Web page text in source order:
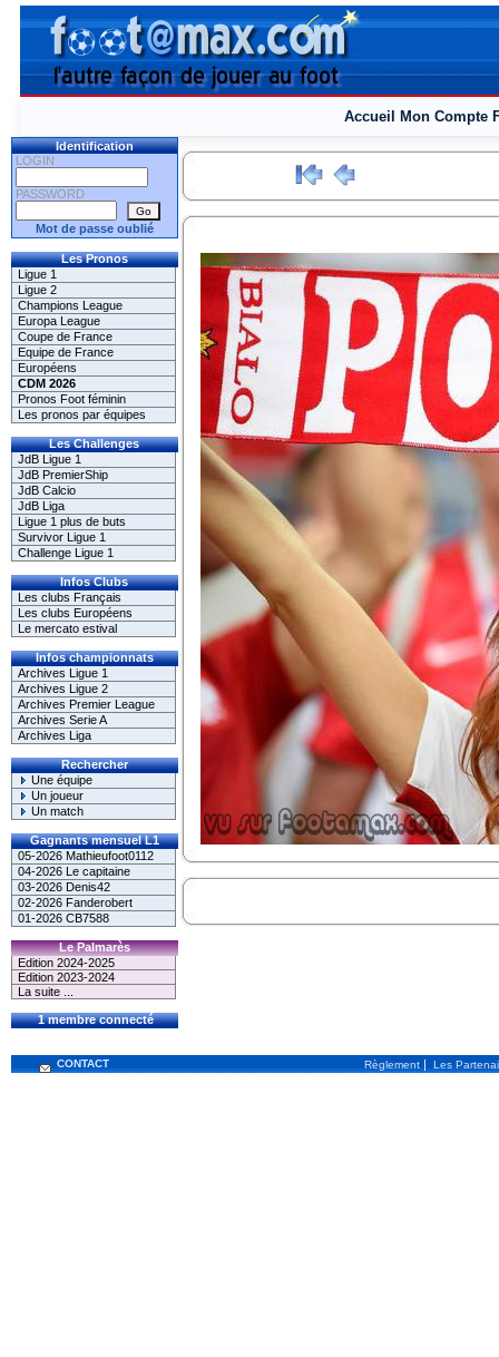
Accueil Mon Compte
Identification
LOGIN
PASSWORD
Mot de passe oublié
Les Pronos
Ligue 1
Ligue 2
Champions League
Europa League
Coupe de France
Equipe de France
Européens
CDM 2026
Pronos Foot féminin
Les pronos par équipes
Les Challenges
JdB Ligue 1
JdB PremierShip
JdB Calcio
JdB Liga
Ligue 1 plus de buts
Survivor Ligue 1
Challenge Ligue 1
Infos Clubs
Les clubs Français
Les clubs Européens
Le mercato estival
Infos championnats
Archives Ligue 1
Archives Ligue 2
Archives Premier League
Archives Serie A
Archives Liga
Rechercher
Une équipe
Un joueur
Un match
Gagnants mensuel L1
05-2026 Mathieufoot0112
04-2026 Le capitaine
03-2026 Denis42
02-2026 Fanderobert
01-2026 CB7588
Le Palmarès
Edition 2024-2025
Edition 2023-2024
La suite ...
1 membre connecté
CONTACT Règlement | Les